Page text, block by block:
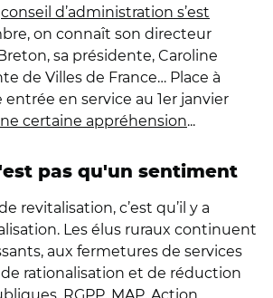
conseil d’administration s’est
on connaît son directeur
sa présidente, Caroline
de Villes de France… Place à
entrée en service au 1er janvier
certaine appréhension...
pas qu'un sentiment
revitalisation, c’est qu’il y a
Les élus ruraux continuent
aux fermetures de services
rationalisation et de réduction
RGPP, MAP, Action